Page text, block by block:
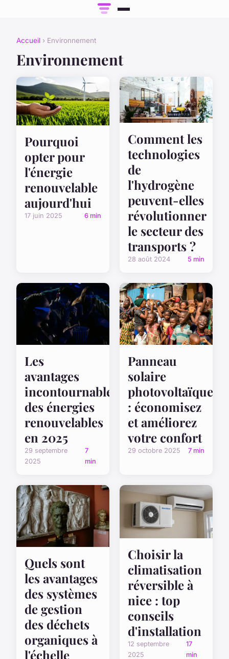
Accueil › Environnement
Environnement
Pourquoi
opter pour
l'énergie
renouvelable
aujourd'hui
17 juin 2025 6 min
Comment les
technologies
de
l'hydrogène
peuvent-elles
révolutionner
le secteur des
transports ?
28 août 2024 5 min
Les
avantages
incontournables
des énergies
renouvelables
en 2025
29 septembre
2025
7
min
Panneau
solaire
photovoltaïque
: économisez
et améliorez
votre confort
29 octobre 2025 7 min
Quels sont
les avantages
des systèmes
de gestion
des déchets
organiques à
l'échelle
Choisir la
climatisation
réversible à
nice : top
conseils
d'installation
12 septembre
2025
17
min